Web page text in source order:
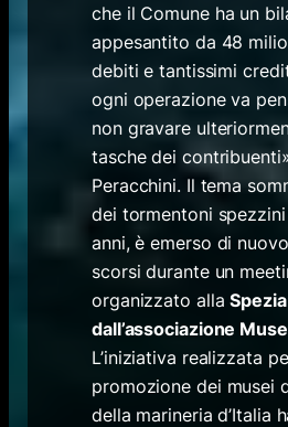
che il Comune ha un
appesantito da 48
debiti e tantissimi
ogni operazione va
non gravare
tasche dei
Peracchini. Il tema
dei tormentoni
anni, è emerso di
scorsi durante un
organizzato allaSpezia
dall’associazione
L’iniziativa realizzata
promozione dei musei
della marineria d’Italia